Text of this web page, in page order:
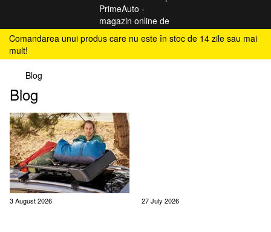
Comandarea unui produs care nu este în stoc de 14 zile sau mai
mult!
Blog
Blog
3 August 2026 27 July 2026